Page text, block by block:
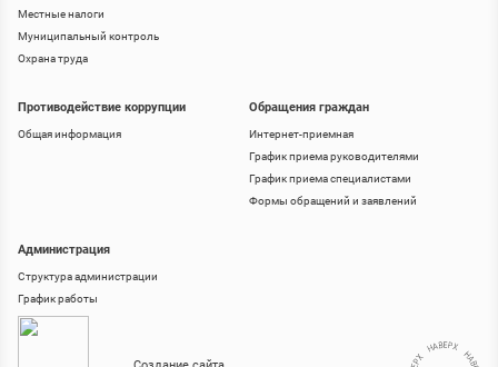
Местные налоги
Муниципальный контроль
Охрана труда
Противодействие коррупции
Общая информация
Обращения граждан
Интернет-приемная
График приема руководителями
График приема специалистами
Формы обращений и заявлений
Администрация
Структура администрации
График работы